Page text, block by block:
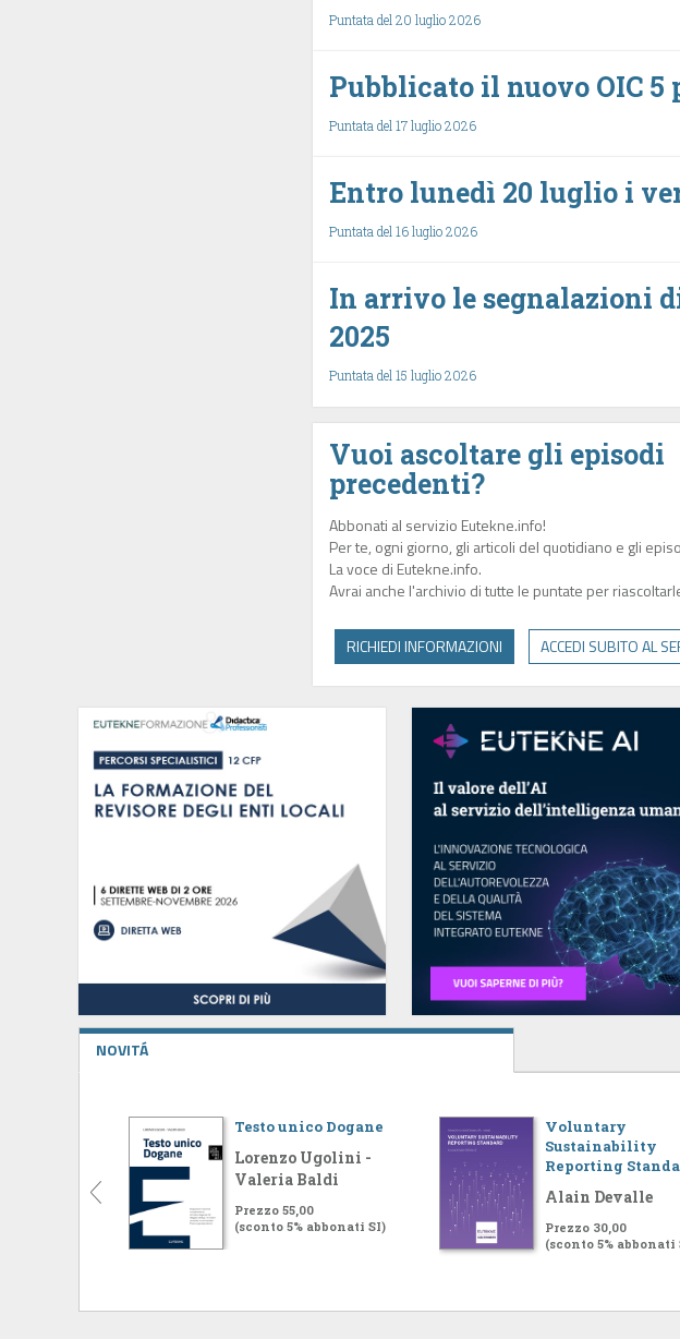
Puntata del 20 luglio 2026
Pubblicato il nuovo OIC 5
Puntata del 17 luglio 2026
Entro lunedì 20 luglio i
Puntata del 16 luglio 2026
In arrivo le segnalazioni
2025
Puntata del 15 luglio 2026
Vuoi ascoltare gli episodi
precedenti?
Abbonati al servizio Eutekne.info!
Per te, ogni giorno, gli articoli del quotidiano e gli
La voce di Eutekne.info.
Avrai anche l'archivio di tutte le puntate per
RICHIEDI INFORMAZIONI ACCEDI SUBITO AL
NOVITÁ
Testo unico Dogane
Lorenzo Ugolini -
Valeria Baldi
Prezzo 55,00
(sconto 5% abbonati SI)
Voluntary
Sustainability
Reporting
Alain Devalle
Prezzo 30,00
(sconto 5% abbonati